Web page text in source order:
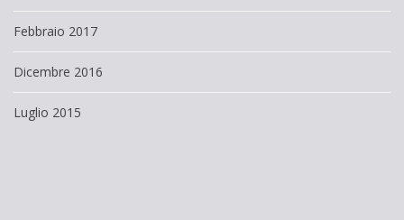
Febbraio 2017
Dicembre 2016
Luglio 2015